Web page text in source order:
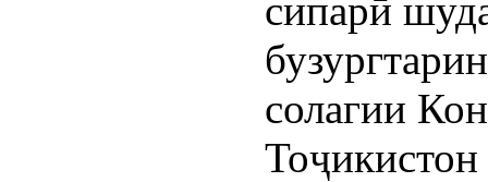
сипарӣ
солагии
Тоҷикистон